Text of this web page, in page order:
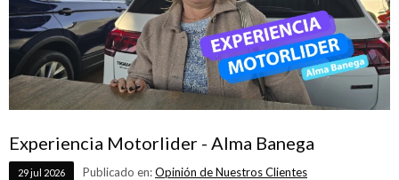
Experiencia Motorlider - Alma Banega
29jul 2026 Publicado en:Opinión de Nuestros Clientes